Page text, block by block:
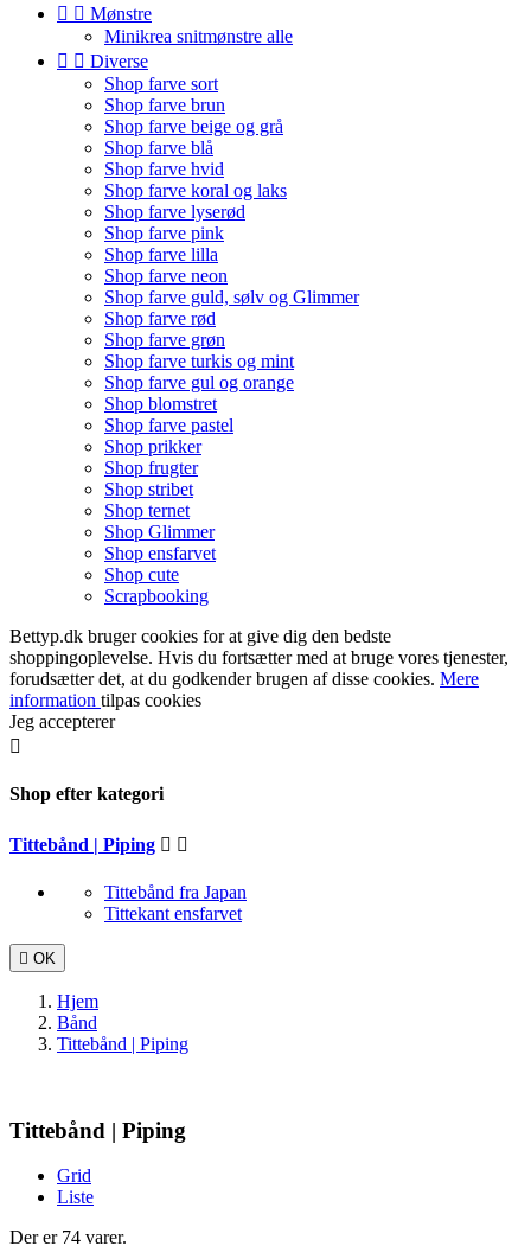
  Mønstre
Minikrea snitmønstre alle
  Diverse
Shop farve sort
Shop farve brun
Shop farve beige og grå
Shop farve blå
Shop farve hvid
Shop farve koral og laks
Shop farve lyserød
Shop farve pink
Shop farve lilla
Shop farve neon
Shop farve guld, sølv og Glimmer
Shop farve rød
Shop farve grøn
Shop farve turkis og mint
Shop farve gul og orange
Shop blomstret
Shop farve pastel
Shop prikker
Shop frugter
Shop stribet
Shop ternet
Shop Glimmer
Shop ensfarvet
Shop cute
Scrapbooking
Bettyp.dk bruger cookies for at give dig den bedste
shoppingoplevelse. Hvis du fortsætter med at bruge vores tjenester,
forudsætter det, at du godkender brugen af disse cookies. Mere
information tilpas cookies
Jeg accepterer

Shop efter kategori
Tittebånd | Piping  
Tittebånd fra Japan
Tittekant ensfarvet
 OK
Hjem
Bånd
Tittebånd | Piping
Tittebånd | Piping
Grid
Liste
Der er 74 varer.